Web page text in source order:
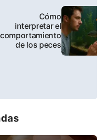
Cómo
interpretar el
comportamiento
de los peces